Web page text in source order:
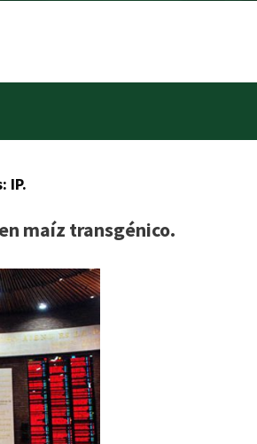
IP.
maíz transgénico.